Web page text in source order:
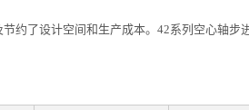
约了设计空间和生产成本。42系列空心轴步